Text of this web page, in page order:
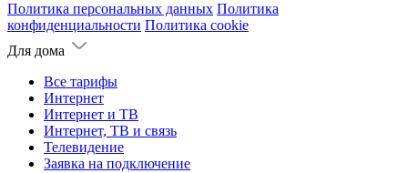
Политика персональных данных Политика
конфиденциальности Политика cookie
Для дома
Все тарифы
Интернет
Интернет и ТВ
Интернет, ТВ и связь
Телевидение
Заявка на подключение